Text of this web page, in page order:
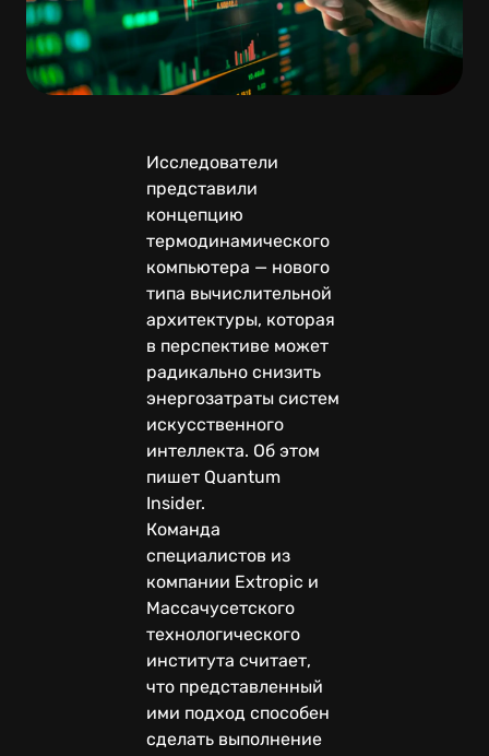
Исследователи
представили
концепцию
термодинамического
компьютера — нового
типа вычислительной
архитектуры, которая
в перспективе может
радикально снизить
энергозатраты систем
искусственного
интеллекта. Об этом
пишет Quantum
Insider.
Команда
специалистов из
компании Extropic и
Массачусетского
технологического
института считает,
что представленный
ими подход способен
сделать выполнение